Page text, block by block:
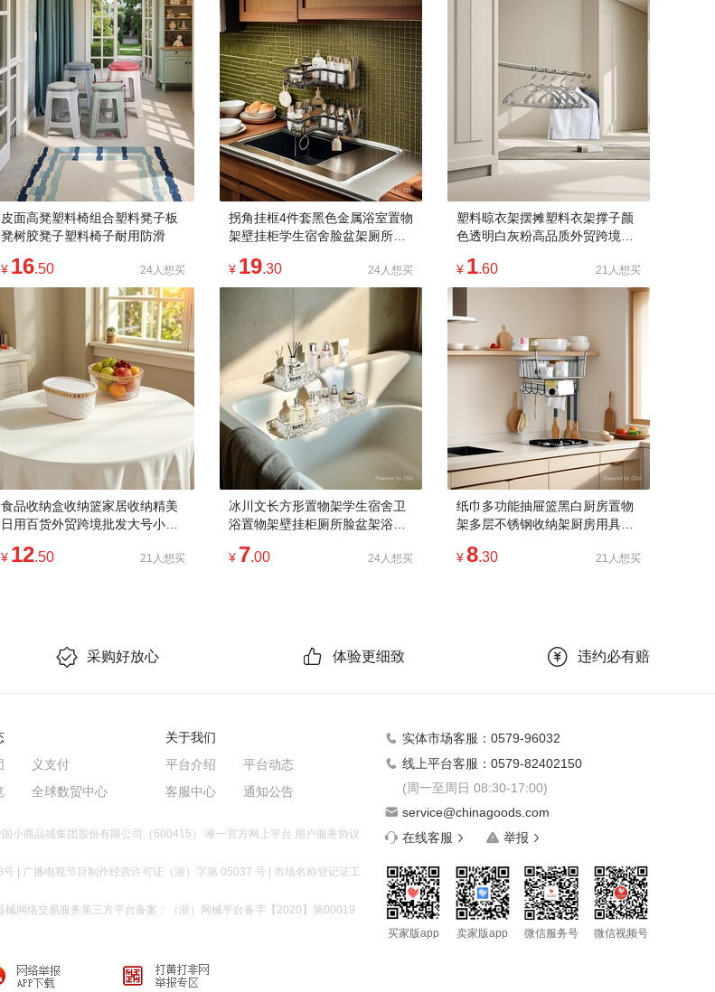
皮面高凳塑料椅组合塑料凳子板
凳树胶凳子塑料椅子耐用防滑
¥ 16.50 24人想买
拐角挂框4件套黑色金属浴室置物
架壁挂柜学生宿舍脸盆架厕所置
¥ 19.30 24人想买
塑料晾衣架摆摊塑料衣架撑子颜
色透明白灰粉高品质外贸跨境批
¥ 1.60 21人想买
食品收纳盒收纳篮家居收纳精美
日用百货外贸跨境批发大号小号
¥ 12.50 21人想买
冰川文长方形置物架学生宿舍卫
浴置物架壁挂柜厕所脸盆架浴室
¥ 7.00 24人想买
纸巾多功能抽屉篮黑白厨房置物
架多层不锈钢收纳架厨房用具厨
¥8.30 21人想买